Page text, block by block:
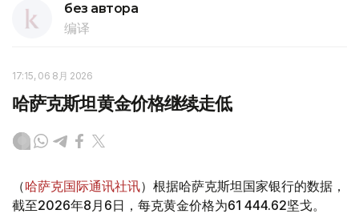
без автора
编译
17:15, 06 8月 2026
哈萨克斯坦黄金价格继续走低
（哈萨克国际通讯社讯）根据哈萨克斯坦国家银行的数据，
截至2026年8月6日，每克黄金价格为61 444.62坚戈。